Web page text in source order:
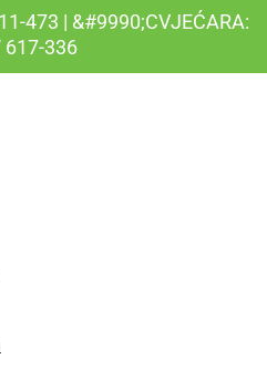
473 | &#9990;CVJEĆARA:
617-336